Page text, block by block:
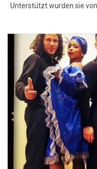
Unterstützt wurden sie